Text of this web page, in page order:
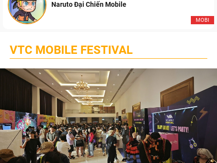
MOBI
Naruto Đại Chiến Mobile
VTC MOBILE FESTIVAL